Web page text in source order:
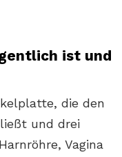
ist und
die den
und drei
Vagina